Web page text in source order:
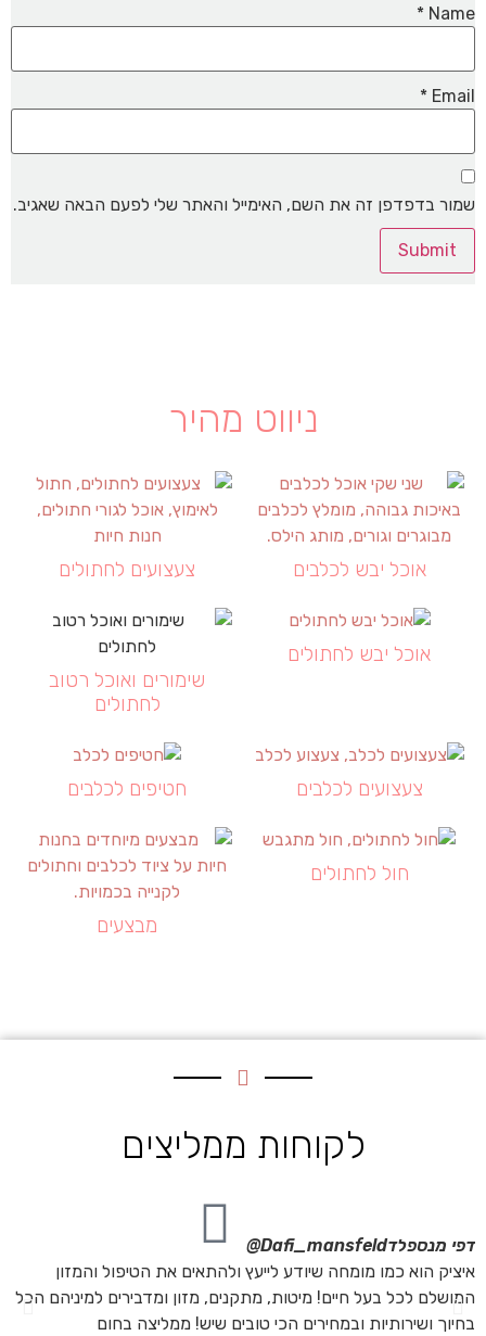
Name
*
Email
*
שמור בדפדפן זה את השם, האימייל והאתר שלי לפעם הבאה שאגיב.
ניווט מהיר
אוכל יבש לכלבים צעצועים לחתולים
אוכל יבש לחתולים
שימורים ואוכל רטוב
לחתולים
צעצועים לכלבים חטיפים לכלבים
חול לחתולים
מבצעים
לקוחות ממליצים
דפי מנספלדDafi_mansfeld@
איציק הוא כמו מומחה שיודע לייעץ ולהתאים את הטיפול והמזון
המושלם לכל בעל חיים! מיטות, מתקנים, מזון ומדבירים למיניהם הכל
בחיוך ושירותיות ובמחירים הכי טובים שיש! ממליצה בחום